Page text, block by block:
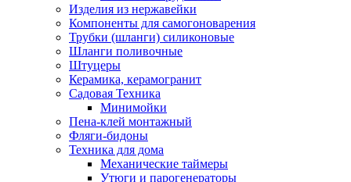
Изделия из нержавейки
Компоненты для самогоноварения
Трубки (шланги) силиконовые
Шланги поливочные
Штуцеры
Керамика, керамогранит
Садовая Техника
Минимойки
Пена-клей монтажный
Фляги-бидоны
Техника для дома
Механические таймеры
Утюги и парогенераторы